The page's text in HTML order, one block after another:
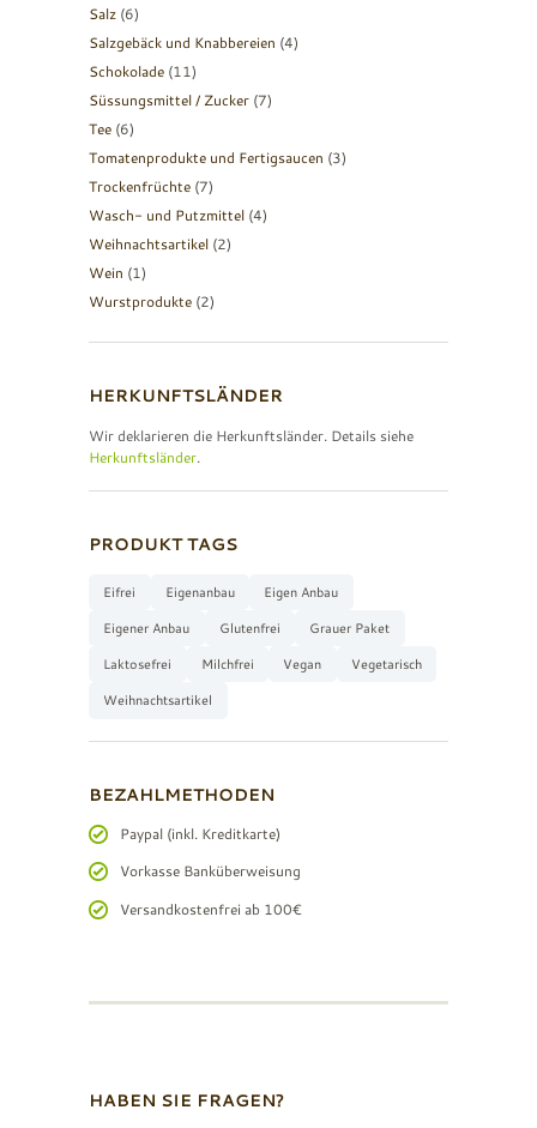
Salz (6)
Salzgebäck und Knabbereien (4)
Schokolade (11)
Süssungsmittel / Zucker (7)
Tee (6)
Tomatenprodukte und Fertigsaucen (3)
Trockenfrüchte (7)
Wasch- und Putzmittel (4)
Weihnachtsartikel (2)
Wein (1)
Wurstprodukte (2)
HERKUNFTSLÄNDER
Wir deklarieren die Herkunftsländer. Details siehe
Herkunftsländer.
PRODUKT TAGS
Eifrei Eigenanbau
Eigen Anbau
Eigener Anbau
Glutenfrei
Grauer Paket
Laktosefrei
Milchfrei Vegan
Vegetarisch
Weihnachtsartikel
BEZAHLMETHODEN
Paypal (inkl. Kreditkarte)
Vorkasse Banküberweisung
Versandkostenfrei ab 100€
HABEN SIE FRAGEN?